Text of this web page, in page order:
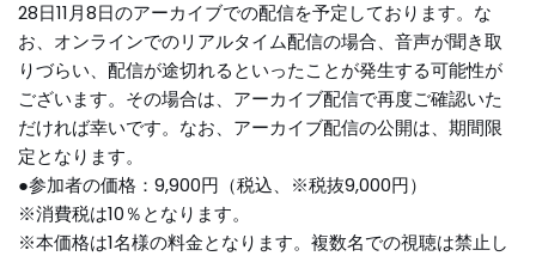
28日11月8日のアーカイブでの配信を予定しております。な
お、オンラインでのリアルタイム配信の場合、音声が聞き取
りづらい、配信が途切れるといったことが発生する可能性が
ございます。その場合は、アーカイブ配信で再度ご確認いた
だければ幸いです。なお、アーカイブ配信の公開は、期間限
定となります。
●参加者の価格：9,900円（税込、※税抜9,000円）
※消費税は10％となります。
※本価格は1名様の料金となります。複数名での視聴は禁止し